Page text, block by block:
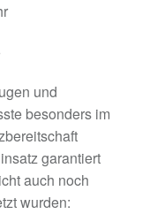
und
besonders im
garantiert
auch noch
wurden: